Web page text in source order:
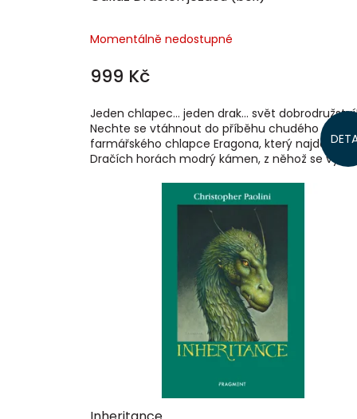
Momentálně nedostupné
999 Kč
Jeden chlapec… jeden drak… svět
Nechte se vtáhnout do příběhu chudého
farmářského chlapce Eragona, který najde v
Dračích horách modrý kámen, z něhož se